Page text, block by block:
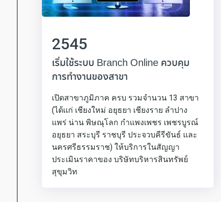
2545
เริ่มใช้ระบบ Branch Online ควบคุม
การทำงานของสาขา
เปิดสาขาภูมิภาค ครบ รวมจำนวน 13 สาขา
(ได้เเก่ เชียงใหม่ อยุธยา เชียงราย ลำปาง
แพร่ น่าน พิษณุโลก กำแพงเพชร เพชรบูรณ์
อยุธยา สระบุรี ราชบุรี ประจวบคีรีขันธ์ และ
นครศรีธรรมราช) ให้บริการในสัญญา
ประเมินราคาของ บริษัทบริหารสินทรัพย์
สุขุมวิท